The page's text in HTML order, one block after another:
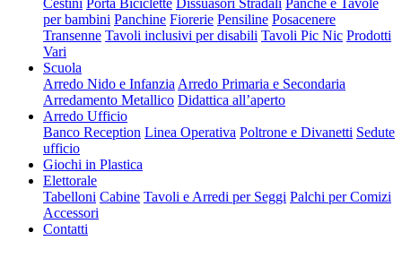
Cestini Porta Biciclette Dissuasori Stradali Panche e Tavole
per bambini Panchine Fiorerie Pensiline Posacenere
Transenne Tavoli inclusivi per disabili Tavoli Pic Nic Prodotti
Vari
Scuola
Arredo Nido e Infanzia Arredo Primaria e Secondaria
Arredamento Metallico Didattica all’aperto
Arredo Ufficio
Banco Reception Linea Operativa Poltrone e Divanetti Sedute
ufficio
Giochi in Plastica
Elettorale
Tabelloni Cabine Tavoli e Arredi per Seggi Palchi per Comizi
Accessori
Contatti